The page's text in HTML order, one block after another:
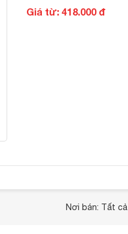
Giá từ: 418.000 đ
Nơi bán: Tất cả